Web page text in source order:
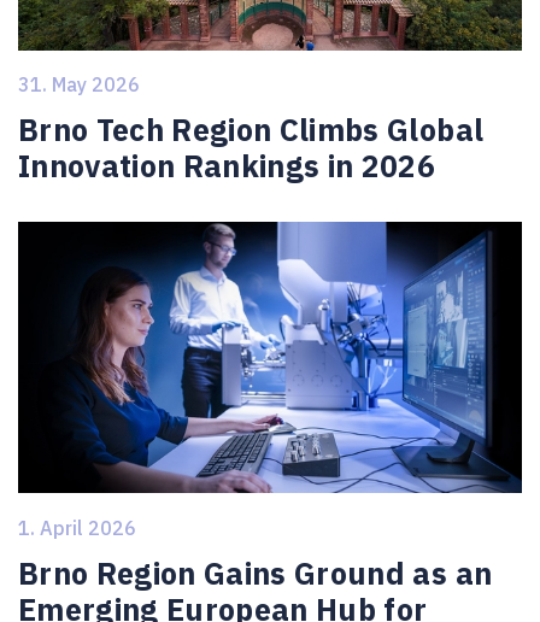
31. May 2026
Brno Tech Region Climbs Global
Innovation Rankings in 2026
1. April 2026
Brno Region Gains Ground as an
Emerging European Hub for